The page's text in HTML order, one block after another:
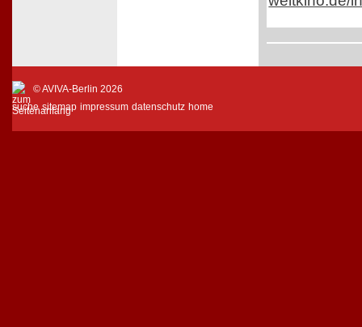
© AVIVA-Berlin 2026
suche sitemap impressum datenschutz home